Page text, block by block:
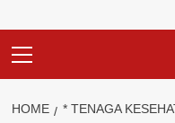
Menu
HOME
* TENAGA